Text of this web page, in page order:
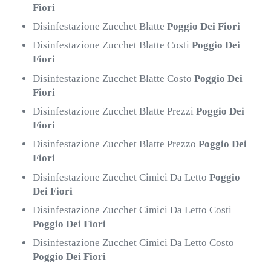
Fiori
Disinfestazione Zucchet BlattePoggio Dei Fiori
Disinfestazione Zucchet Blatte CostiPoggio Dei
Fiori
Disinfestazione Zucchet Blatte CostoPoggio Dei
Fiori
Disinfestazione Zucchet Blatte PrezziPoggio Dei
Fiori
Disinfestazione Zucchet Blatte PrezzoPoggio Dei
Fiori
Disinfestazione Zucchet Cimici Da LettoPoggio
Dei Fiori
Disinfestazione Zucchet Cimici Da Letto Costi
Poggio Dei Fiori
Disinfestazione Zucchet Cimici Da Letto Costo
Poggio Dei Fiori